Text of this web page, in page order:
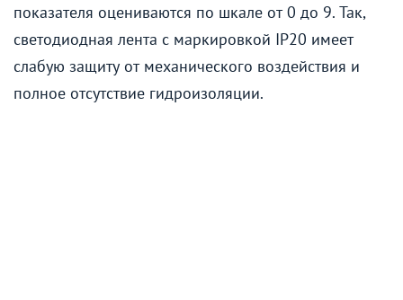
показателя оцениваются по шкале от 0 до 9. Так,
светодиодная лента с маркировкой IP20 имеет
слабую защиту от механического воздействия и
полное отсутствие гидроизоляции.